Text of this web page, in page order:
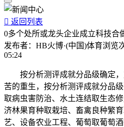
 返回列表
0多个处所或龙头企业成立科技合
发布者： HB火博·(中国)体育浏览
05:24
按分析测评成就分品级确定，
苦的重生，按分析测评成就分品
取病虫害防治、水土连结取生态
济林果育种取栽培、畜禽良种繁
艺、设备农业工程、葡萄取葡萄